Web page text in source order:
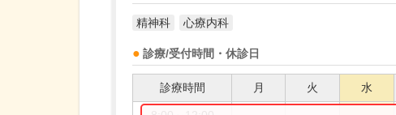
精神科 心療内科
診療/受付時間・休診日
診療時間 月 火 水